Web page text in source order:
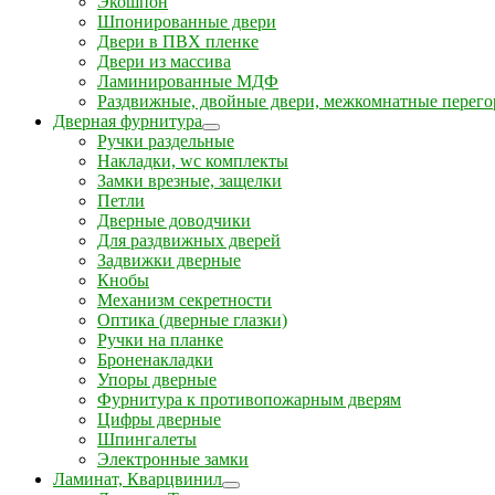
Шпонированные двери
Двери в ПВХ пленке
Двери из массива
Ламинированные МДФ
Раздвижные, двойные двери, межкомнатные
Дверная фурнитура
Ручки раздельные
Накладки, wc комплекты
Замки врезные, защелки
Петли
Дверные доводчики
Для раздвижных дверей
Задвижки дверные
Кнобы
Механизм секретности
Оптика (дверные глазки)
Ручки на планке
Броненакладки
Упоры дверные
Фурнитура к противопожарным дверям
Цифры дверные
Шпингалеты
Электронные замки
Ламинат, Кварцвинил